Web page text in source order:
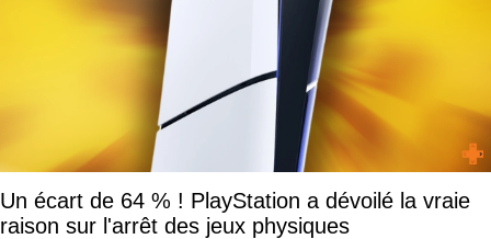
Un écart de 64 % ! PlayStation a dévoilé la vraie
raison sur l'arrêt des jeux physiques